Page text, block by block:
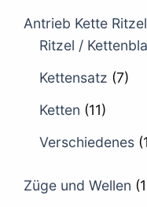
Antrieb Kette Ritzel
Ritzel /
Kettensatz (7)
Ketten (11)
Verschiedenes
Züge und Wellen